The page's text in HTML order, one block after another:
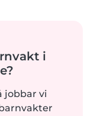
i
jobbar vi